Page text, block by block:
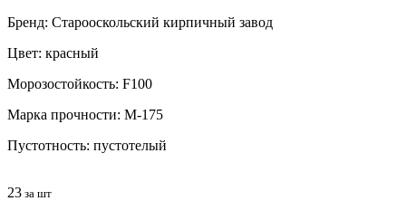
Бренд: Старооскольский кирпичный завод
Цвет: красный
Морозостойкость: F100
Марка прочности: М-175
Пустотность: пустотелый
23 за шт